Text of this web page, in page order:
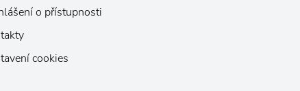
o přístupnosti
cookies